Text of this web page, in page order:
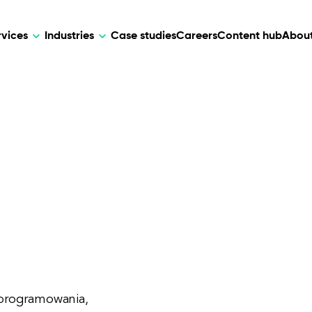
Industries Case studiesCareersContent hub